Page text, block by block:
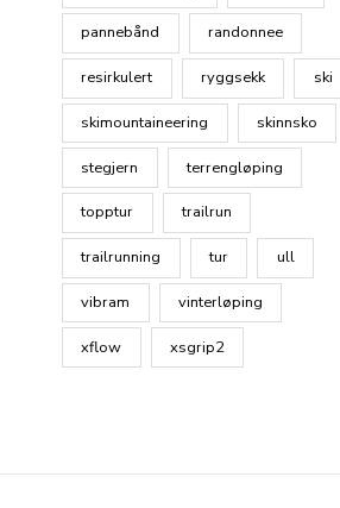
pannebånd randonnee
resirkulert ryggsekk ski
skimountaineering skinnsko
stegjern terrengløping
topptur trailrun
trailrunning tur ull
vibram vinterløping
xflow xsgrip2